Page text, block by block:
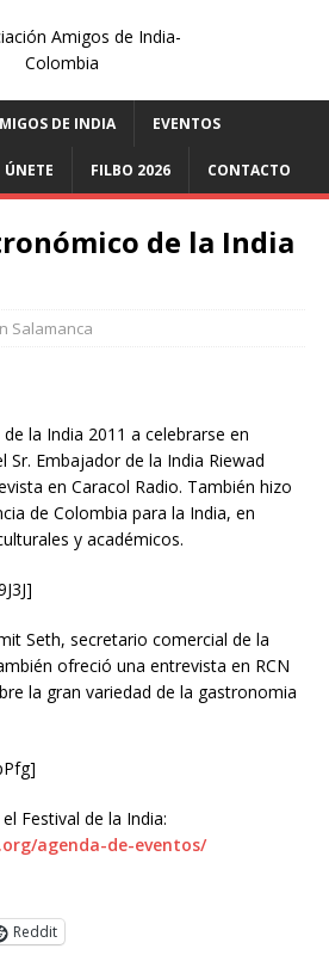
DE INDIA EVENTOS
ÚNETE FILBO 2026 CONTACTO
de la India
Salamanca
la India 2011 a celebrarse en
Sr. Embajador de la India Riewad
en Caracol Radio. También hizo
de Colombia para la India, en
y académicos.
Seth, secretario comercial de la
ofreció una entrevista en RCN
la gran variedad de la gastronomia
Festival de la India:
agenda-de-eventos/
Reddit